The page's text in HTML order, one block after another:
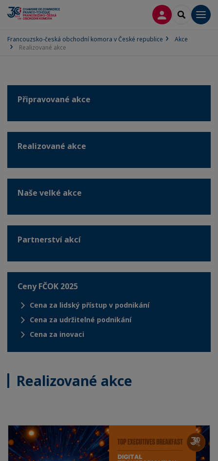
PŘIPOJIT SE
SEARCH
Francouzsko-česká obchodní komora v České republice
Akce
Realizované akce
Připravované akce
Realizované akce
Naše velké akce
Partnerství akcí
Ceny FČOK 2025
Cena za lidský přístup v podnikání
Cena za udržitelné podnikání
Cena za inovaci
Realizované akce